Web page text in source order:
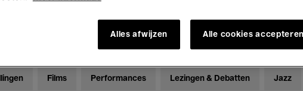
Films Performances Lezingen & Debatten Jazz
Alles afwijzen Alle cookies accepteren